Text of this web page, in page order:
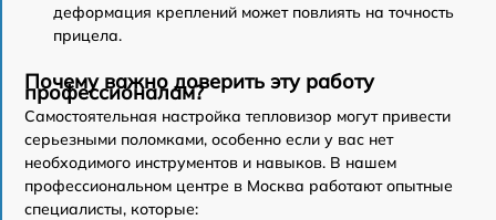
деформация креплений может повлиять на точность
прицела.
Почему важно доверить эту работу
профессионалам?
Самостоятельная настройка тепловизор могут привести
серьезными поломками, особенно если у вас нет
необходимого инструментов и навыков. В нашем
профессиональном центре в Москва работают опытные
специалисты, которые: